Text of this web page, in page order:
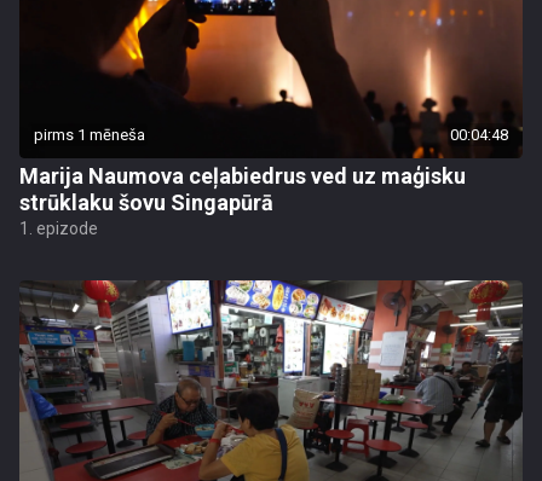
pirms 1 mēneša 00:04:48
Marija Naumova ceļabiedrus ved uz maģisku
strūklaku šovu Singapūrā
1. epizode